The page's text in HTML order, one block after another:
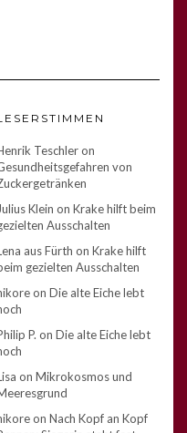
Teschleron
von
Julius Klein on Krake hilft beim
Ausschalten
aus Fürth on Krake hilft
gezielten Ausschalten
on Die alte Eiche lebt
P. on Die alte Eiche lebt
on Mikrokosmos und
on Nach Kopf an Kopf